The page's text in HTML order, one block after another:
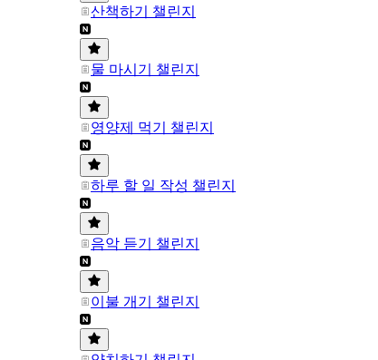
산책하기 챌린지
물 마시기 챌린지
영양제 먹기 챌린지
하루 할 일 작성 챌린지
음악 듣기 챌린지
이불 개기 챌린지